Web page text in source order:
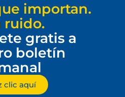
importan.
ruido.
gratis a
boletín
clic aquí